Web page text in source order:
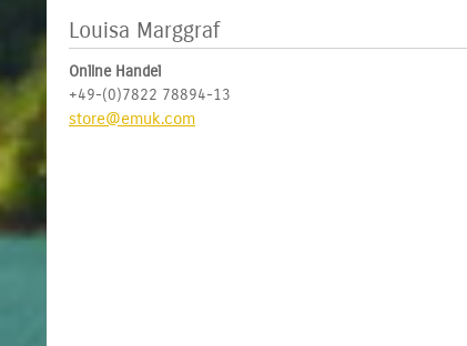
Louisa Marggraf
Online Handel
+49-(0)7822 78894-13
store@emuk.com